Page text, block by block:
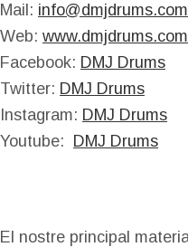
Mail: info@dmjdrums.com
Web: www.dmjdrums.com
Facebook: DMJ Drums
Twitter: DMJ Drums
Instagram: DMJ Drums
Youtube: DMJ Drums
El nostre principal